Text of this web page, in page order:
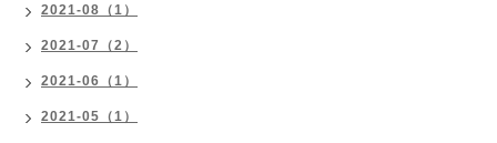
2021-08（1）
2021-07（2）
2021-06（1）
2021-05（1）